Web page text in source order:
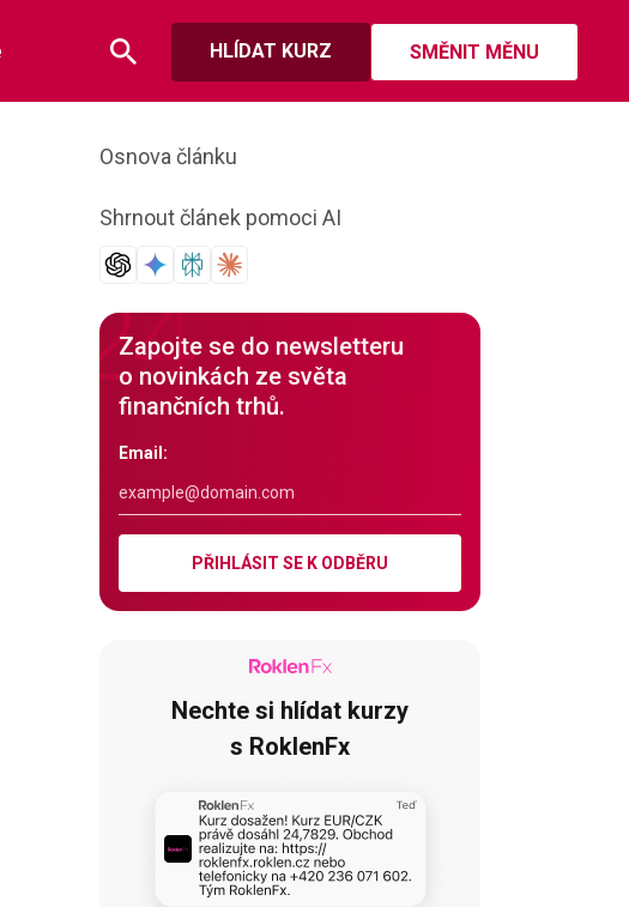
HLÍDAT KURZ SMĚNIT MĚNU
Osnova článku
Shrnout článek pomoci AI
Zapojte se do newsletteru
o novinkách ze světa
finančních trhů.
Email:
PŘIHLÁSIT SE K ODBĚRU
Nechte si hlídat kurzy
s RoklenFx